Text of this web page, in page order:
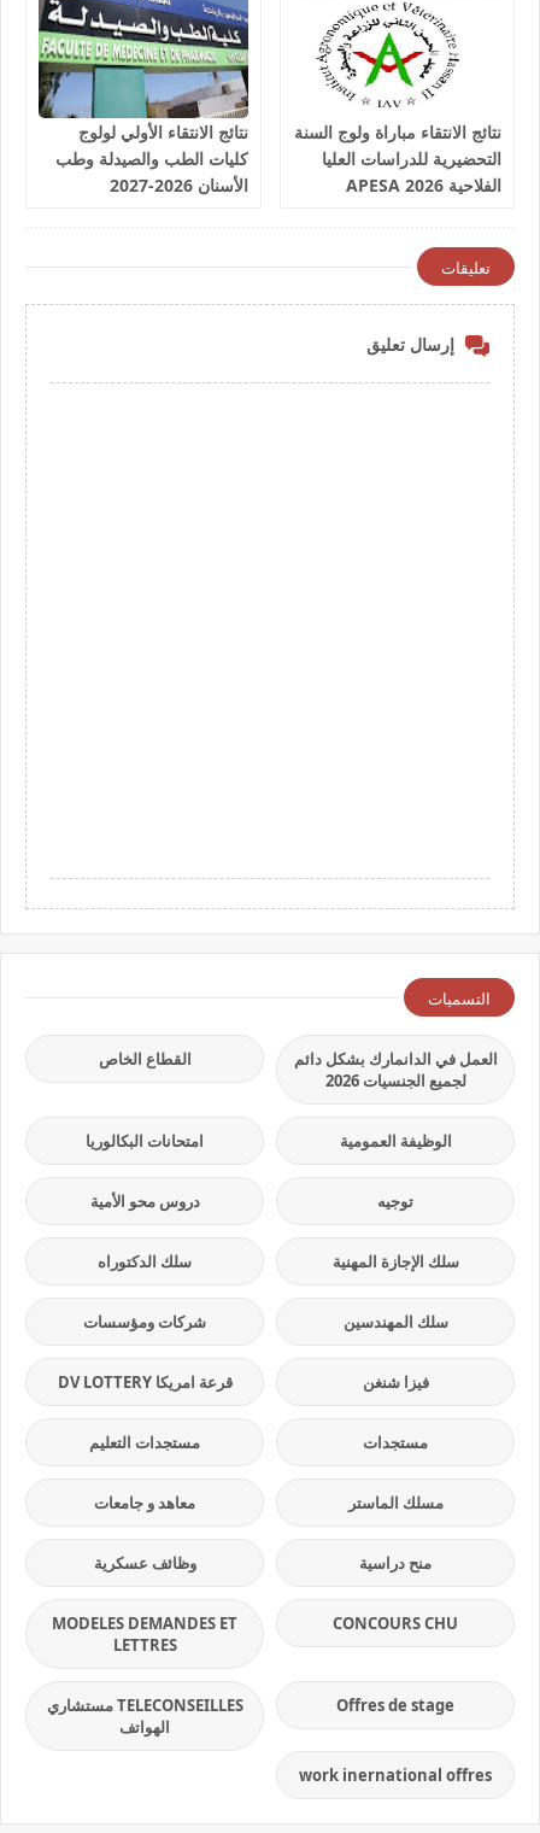
نتائج الانتقاء مباراة ولوج السنة
التحضيرية للدراسات العليا
الفلاحية 2026 APESA
نتائج الانتقاء الأولي لولوج
كليات الطب والصيدلة وطب
الأسنان 2026-2027
تعليقات
إرسال تعليق
التسميات
العمل في الدانمارك بشكل دائم
لجميع الجنسيات 2026
القطاع الخاص
الوظيفة العمومية امتحانات البكالوريا
توجيه دروس محو الأمية
سلك الإجازة المهنية سلك الدكتوراه
سلك المهندسين شركات ومؤسسات
فيزا شنغن قرعة امريكا DV LOTTERY
مستجدات مستجدات التعليم
مسلك الماستر معاهد و جامعات
منح دراسية وظائف عسكرية
CONCOURS CHU
MODELES DEMANDES ET
LETTRES
Offres de stage
TELECONSEILLES مستشاري
الهواتف
work inernational offres